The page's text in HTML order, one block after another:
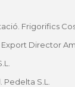
Frigorifics
Director
S.L.